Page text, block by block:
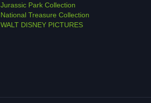
Jurassic Park Collection
National Treasure Collection
WALT DISNEY PICTURES